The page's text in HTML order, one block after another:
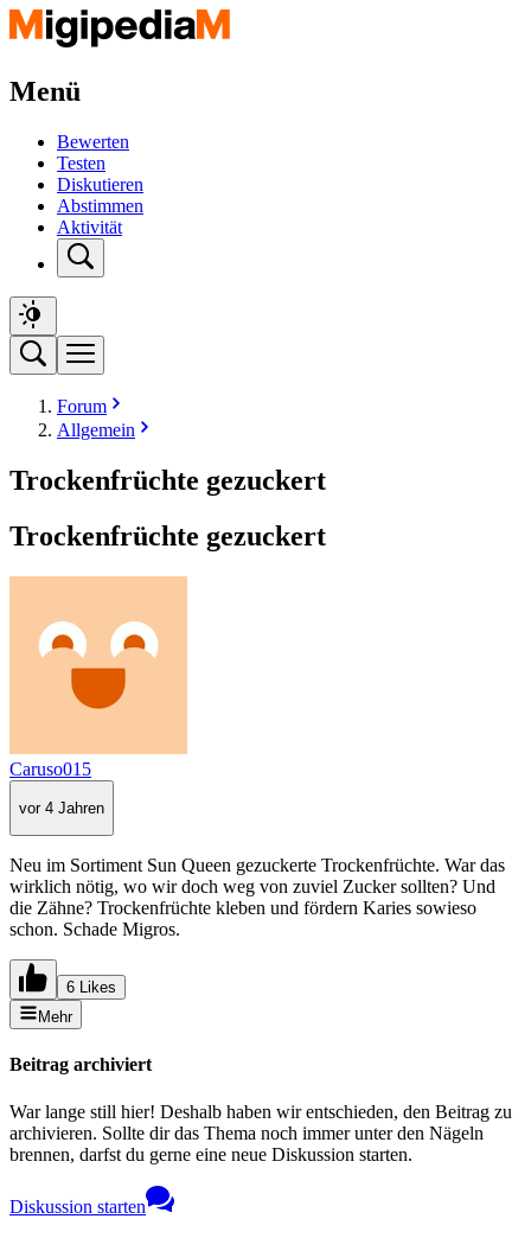
Menü
Bewerten
Testen
Diskutieren
Abstimmen
Aktivität
Forum
Allgemein
Trockenfrüchte gezuckert
Trockenfrüchte gezuckert
Caruso015
vor 4 Jahren
Neu im Sortiment Sun Queen gezuckerte Trockenfrüchte. War das
wirklich nötig, wo wir doch weg von zuviel Zucker sollten? Und
die Zähne? Trockenfrüchte kleben und fördern Karies sowieso
schon. Schade Migros.
6 Likes
Mehr
Beitrag archiviert
War lange still hier! Deshalb haben wir entschieden, den Beitrag zu
archivieren. Sollte dir das Thema noch immer unter den Nägeln
brennen, darfst du gerne eine neue Diskussion starten.
Diskussion starten